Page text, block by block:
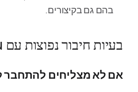
בהם גם בקיצורים.
בעיות חיבור נפוצות עם Roku
אם לא מצליחים להתחבר